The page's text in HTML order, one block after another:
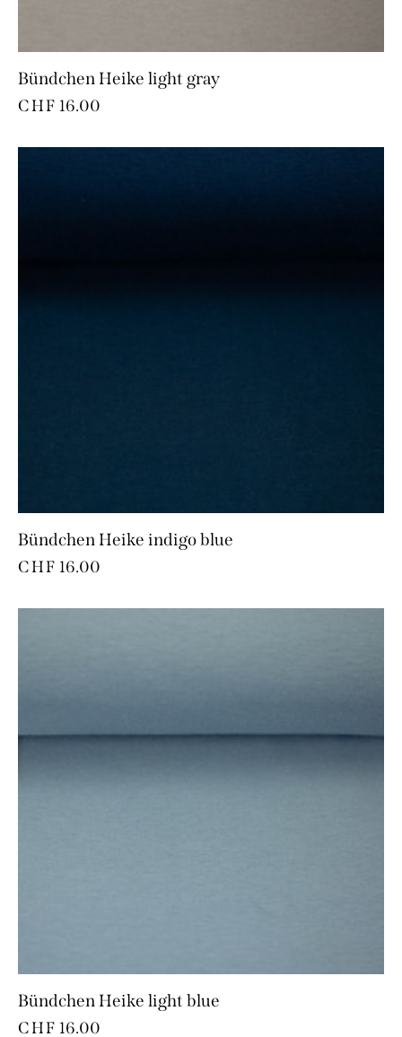
Bündchen Heike light gray
CHF 16.00
Bündchen Heike indigo blue
CHF 16.00
Bündchen Heike light blue
CHF 16.00